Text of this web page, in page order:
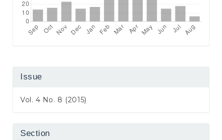
Issue
Vol. 4 No. 8 (2015)
Section